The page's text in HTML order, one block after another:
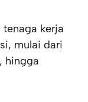
tenaga kerja
mulai dari
hingga